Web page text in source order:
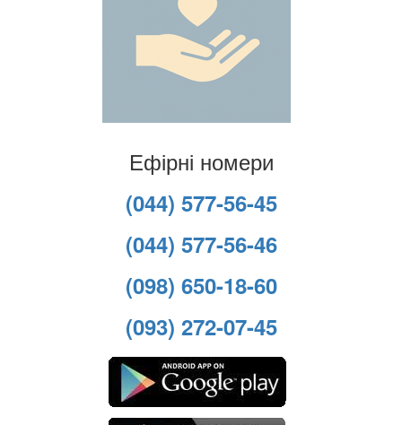
Ефірні номери
(044) 577-56-45
(044) 577-56-46
(098) 650-18-60
(093) 272-07-45